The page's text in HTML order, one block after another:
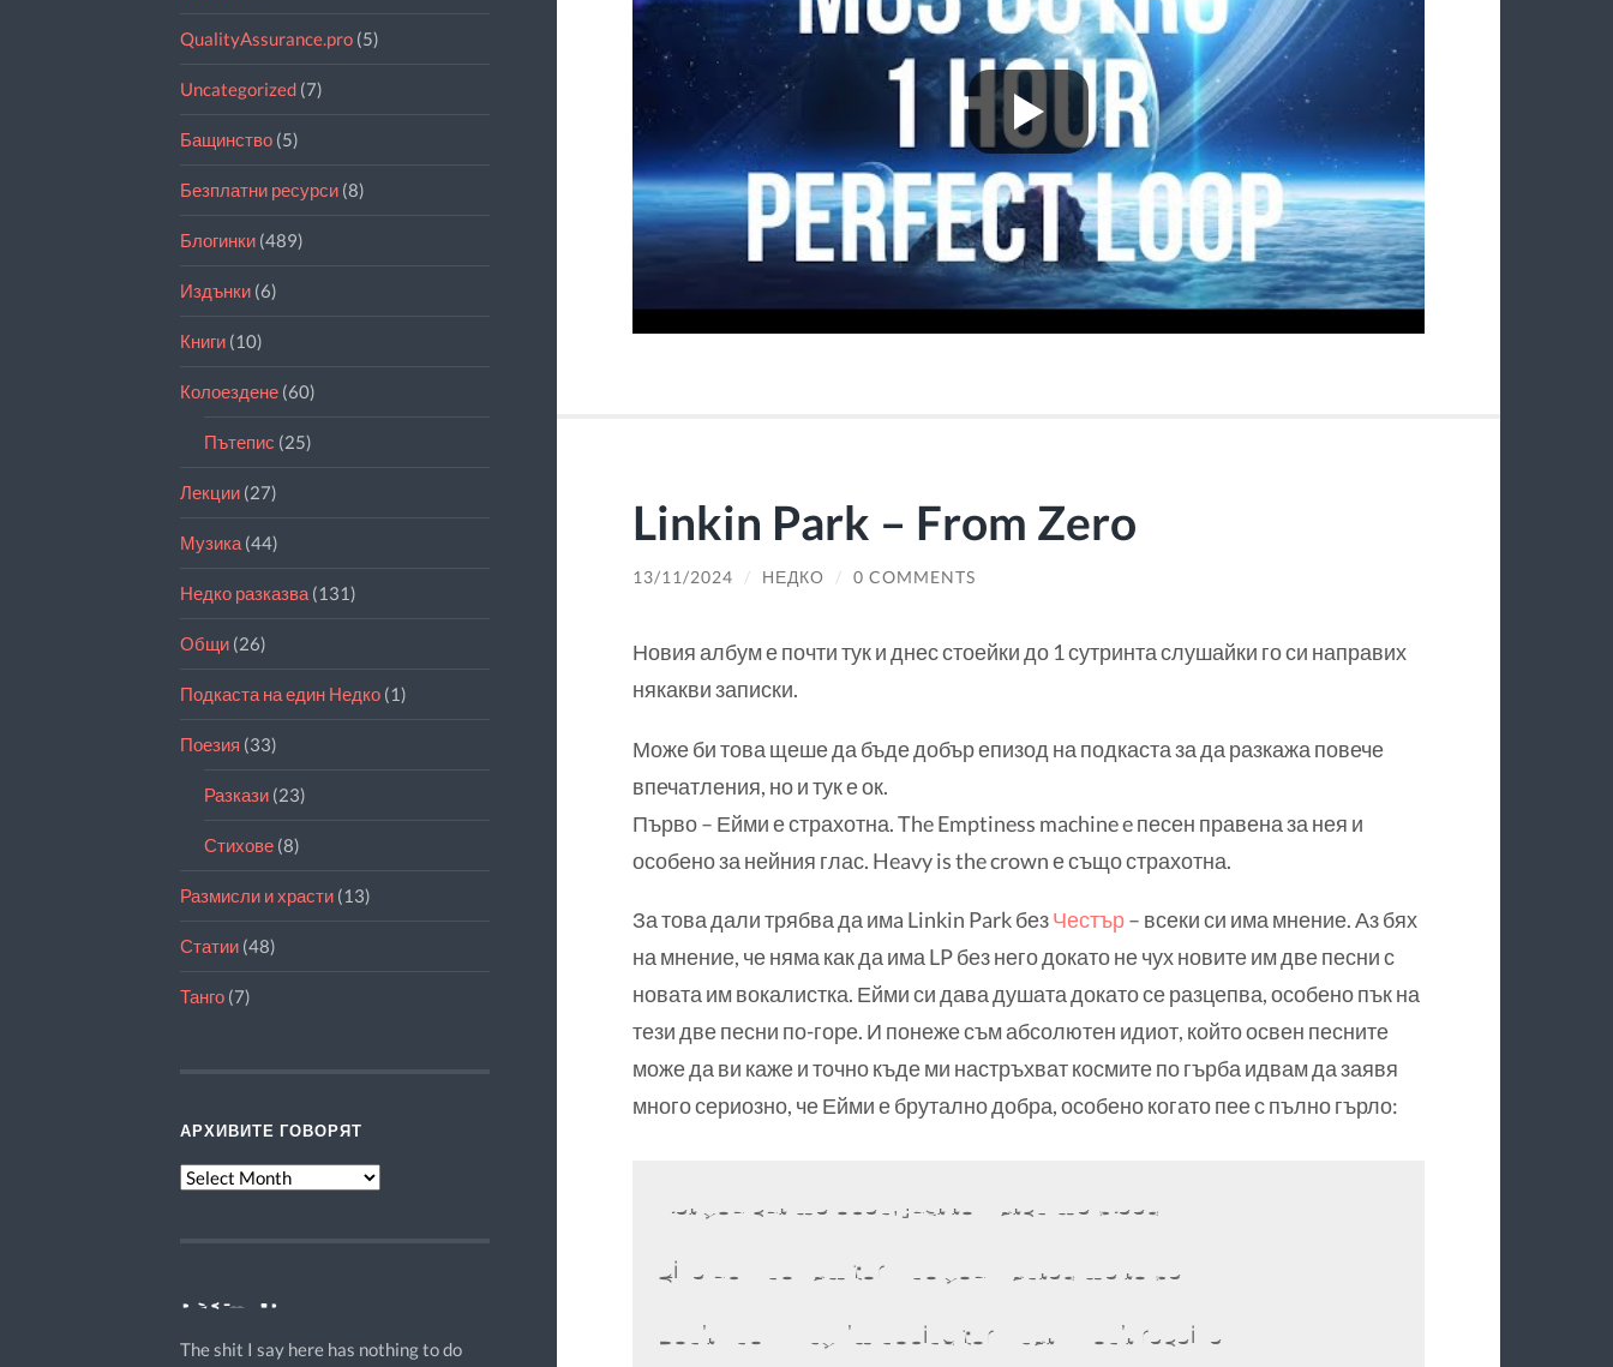
QualityAssurance.pro(5)
Uncategorized(7)
Бащинство(5)
Безплатни ресурси(8)
Блогинки(489)
Издънки(6)
Книги(10)
Колоездене(60)
Пътепис (25)
Лекции(27)
Музика(44)
Недко разказва(131)
Общи(26)
Подкаста на един Недко(1)
Поезия (33)
Разкази(23)
Стихове(8)
Размисли и храсти(13)
Статии(48)
Танго(7)
АРХИВИТЕ ГОВОРЯТ
АРХИВИТЕ
ГОВОРЯТ
DISCLAMER
The shit I say here has nothing to do
Linkin Park – From Zero
13/11/2024 / НЕДКО / 0 COMMENTS
Новия албум е почти тук и днес стоейки до 1 сутринта слушайки го си направих
някакви записки.
Може би това щеше да бъде добър епизод на подкаста за да разкажа повече
впечатления, но и тук е ок.
Първо – Ейми е страхотна. The Emptiness machine e песен правена за нея и
особено за нейния глас. Heavy is the crown е също страхотна.
За това дали трябва да имa Linkin Park безЧестър– всеки си има мнение. Аз бях
на мнение, че няма как да има LP без него докато не чух новите им две песни с
новата им вокалистка. Ейми си дава душата докато се разцепва, особено пък на
тези две песни по-горе. И понеже съм абсолютен идиот, който освен песните
може да ви каже и точно къде ми настръхват космите по гърба идвам да заявя
много сериозно, че Ейми е брутално добра, особено когато пее с пълно гърло:
I let you cut me open, just to watch me bleed
Give up who I am for who you wanted me to be
Don’t know why I’m hoping for what I won’t receive